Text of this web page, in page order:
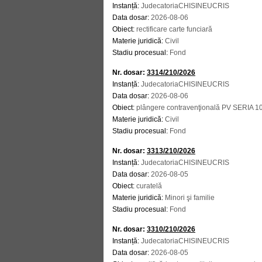
Instanță: JudecatoriaCHISINEUCRIS
Data dosar: 2026-08-06
Obiect: rectificare carte funciară
Materie juridică: Civil
Stadiu procesual: Fond
Nr. dosar: 3314/210/2026
Instanță: JudecatoriaCHISINEUCRIS
Data dosar: 2026-08-06
Obiect: plângere contravenţională PV SERIA
Materie juridică: Civil
Stadiu procesual: Fond
Nr. dosar: 3313/210/2026
Instanță: JudecatoriaCHISINEUCRIS
Data dosar: 2026-08-05
Obiect: curatelă
Materie juridică: Minori şi familie
Stadiu procesual: Fond
Nr. dosar: 3310/210/2026
Instanță: JudecatoriaCHISINEUCRIS
Data dosar: 2026-08-05